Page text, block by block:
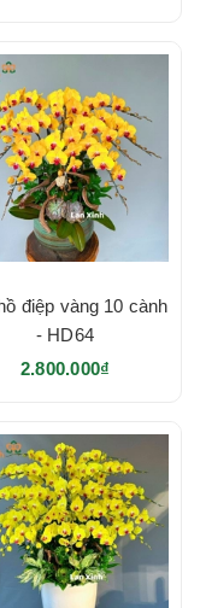
điệp vàng 10 cành
- HD64
2.800.000₫